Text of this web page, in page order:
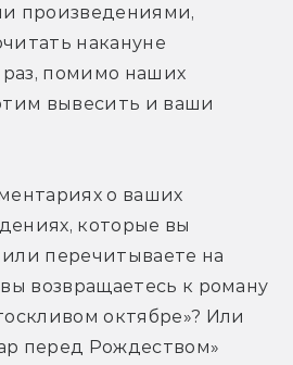
произведениями,
накануне
раз, помимо наших
вывесить и ваши
о ваших
которые вы
перечитываете на
возвращаетесь к роману
октябре»? Или
перед Рождеством»